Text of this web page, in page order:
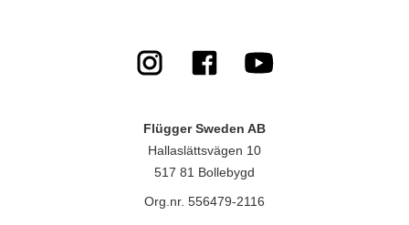
Flügger Sweden AB
Hallaslättsvägen 10
517 81 Bollebygd
Org.nr. 556479-2116